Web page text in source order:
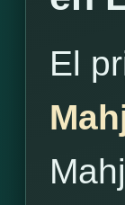
El